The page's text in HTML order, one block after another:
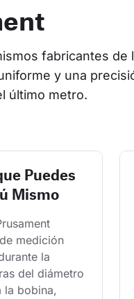
fabricantes de
y una
último metro.
Puedes
Mismo
medición
la
del diámetro
la bobina,